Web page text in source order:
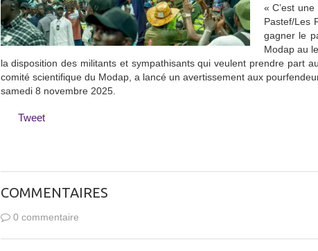
« C’est
Pastef/Les
gagner le
Modap au
la disposition des militants et sympathisants qui veulent prendre part
comité scientifique du Modap, a lancé un avertissement aux
samedi 8 novembre 2025.
Tweet
COMMENTAIRES
0 commentaire